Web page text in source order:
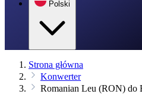
Polski
Strona główna
Konwerter
Romanian Leu (RON)